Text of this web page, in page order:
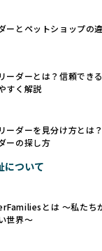
で掲載が許可される
ダーの姿勢が見え
は、ブリーダーが記
々のケアの状況がわ
ダー」が含まれる
、ワンちゃんを大切
るために、法令を超
念や飼育環境の厳
ーディングでは、母
れ、親犬が心身とも
、コストカットの
を与える、適切な健
健康と福祉が犠牲に
うした処置が禁止さ
る場合があります。
福祉を優先し、ワン
・断耳を行いません
ダーでは「見た目
耳を行うことがあ
受けられます。
い」詳細はこちら
リスクや育て方のポ
は、深い知識と豊富
種類以上あり、そ
器系のトラブルを抱
は股関節形成不全
との違いを熟知し、
リーダーの専門性に
ーとペットショップの
ーダーとは？信頼でき
すく解説
ーダーを見分け方とは
ーの探し方
について
とは 〜私たち
世界〜